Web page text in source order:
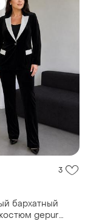
3
бархатный
gepur